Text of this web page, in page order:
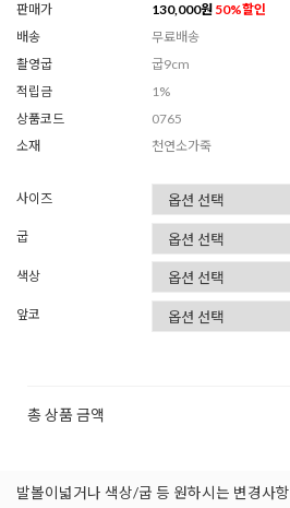
판매가
130,000원 50%할인
배송
무료배송
촬영굽
굽9cm
적립금
1%
상품코드
0765
소재
천연소가죽
사이즈
굽
색상
앞코
총 상품 금액
발볼이넓거나 색상/굽 등 원하시는 변경사